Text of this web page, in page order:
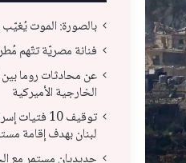
بالصورة: الموت يُغيّب
فنانة مصريّة تتّهم
عن محادثات روما بين
الخارجية الأميركية
توقيف 10
لبنان بهدف إقامة